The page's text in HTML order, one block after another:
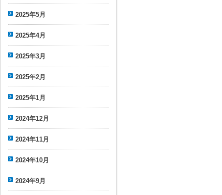
2025年5月
2025年4月
2025年3月
2025年2月
2025年1月
2024年12月
2024年11月
2024年10月
2024年9月